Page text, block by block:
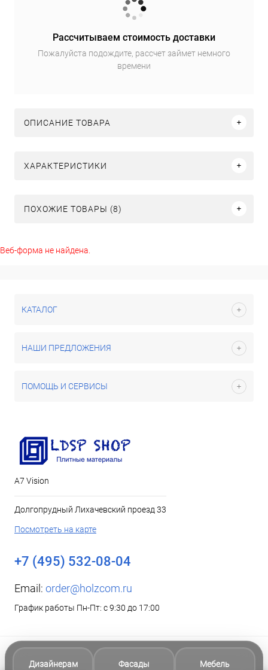
Рассчитываем стоимость доставки
Пожалуйста подождите, рассчет займет немного
времени
ОПИСАНИЕ ТОВАРА
ХАРАКТЕРИСТИКИ
ПОХОЖИЕ ТОВАРЫ (8)
Веб-форма не найдена.
КАТАЛОГ
НАШИ ПРЕДЛОЖЕНИЯ
ПОМОЩЬ И СЕРВИСЫ
А7 Vision
Долгопрудный Лихачевский проезд 33
Посмотреть на карте
+7 (495) 532-08-04
Email: order@holzcom.ru
График работы Пн-Пт: с 9:30 до 17:00
Дизайнерам Фасады Мебель